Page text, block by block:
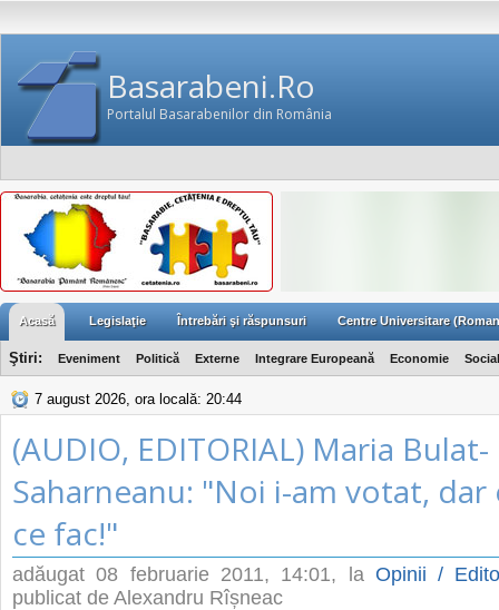
Basarabeni.Ro
Portalul Basarabenilor din România
Acasă Legislaţie Întrebări şi răspunsuri Centre Universitare
Ştiri: Eveniment Politică Externe Integrare Europeană Economie Social
7 august 2026, ora locală: 20:44
(AUDIO, EDITORIAL) Maria Bulat-
Saharneanu: "Noi i-am votat, dar
ce fac!"
adăugat08 februarie 2011, 14:01, la Opinii /
publicat de Alexandru Rîșneac